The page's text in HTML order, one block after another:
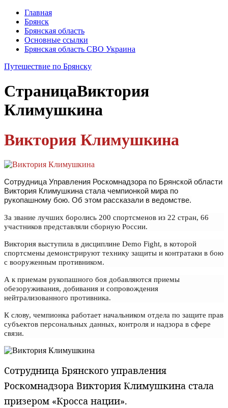
Главная
Брянск
Брянская область
Основные ссылки
Брянская область СВО Украина
Путешествие по Брянску
СтраницаВиктория
Климушкина
Виктория Климушкина
Сотрудница Управления Роскомнадзора по Брянской области
Виктория Климушкина стала чемпионкой мира по
рукопашному бою. Об этом рассказали в ведомстве.
За звание лучших боролись 200 спортсменов из 22 стран, 66
участников представляли сборную России.
Виктория выступила в дисциплине Demo Fight, в которой
спортсмены демонстрируют технику защиты и контратаки в бою
с вооруженным противником.
А к приемам рукопашного боя добавляются приемы
обезоруживания, добивания и сопровождения
нейтрализованного противника.
К слову, чемпионка работает начальником отдела по защите прав
субъектов персональных данных, контроля и надзора в сфере
связи.
Сотрудница Брянского управления
Роскомнадзора Виктория Климушкина стала
призером «Кросса нации».